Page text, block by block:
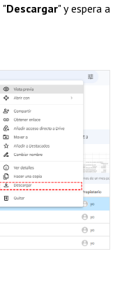
"Descargar" y espera a